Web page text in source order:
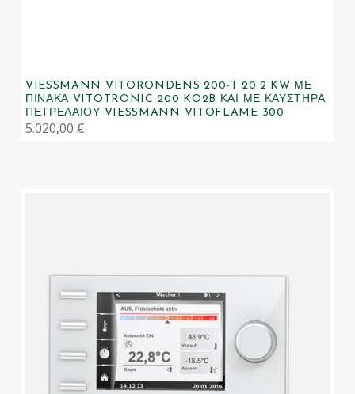
VIESSMANN VITORONDENS 200-T 20.2 KW ΜΕ
ΠΊΝΑΚΑ VITOTRONIC 200 KO2B ΚΑΙ ΜΕ ΚΑΥΣΤΉΡΑ
ΠΕΤΡΕΛΑΊΟΥ VIESSMANN VITOFLAME 300
5.020,00 €